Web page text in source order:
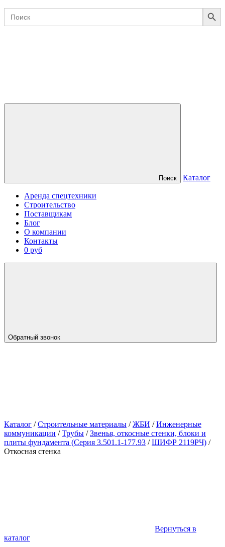
Search
for:
Search Button
Поиск Каталог
Аренда спецтехники
Строительство
Поставщикам
Блог
О компании
Контакты
0 руб
Обратный звонок
Каталог /Строительные материалы /ЖБИ /Инженерные
коммуникации /Трубы /Звенья, откосные стенки, блоки и
плиты фундамента (Серия 3.501.1-177.93 /ШИФР 2119РЧ) /
Откосная стенка
Вернуться в
каталог